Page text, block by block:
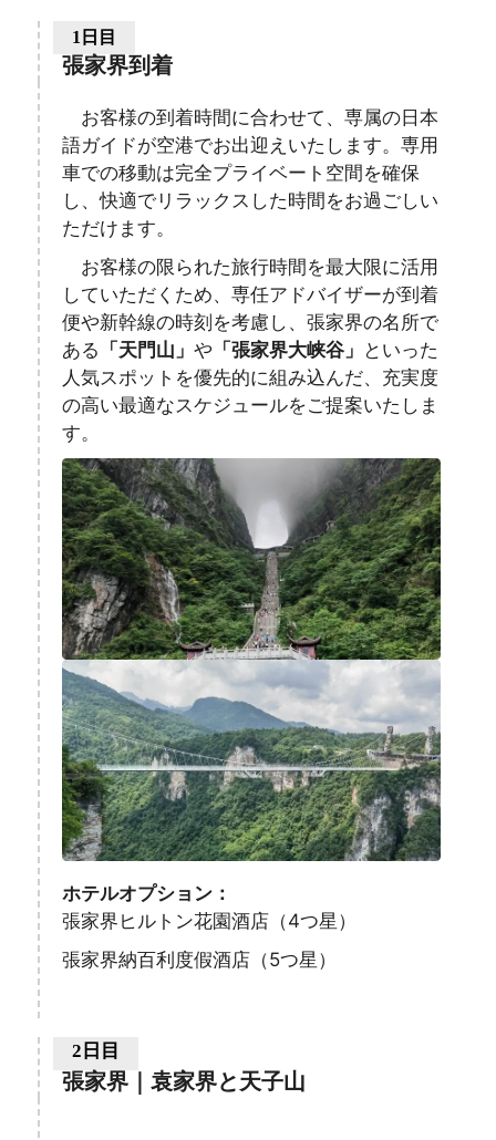
1日目
張家界到着
お客様の到着時間に合わせて、専属の日本
語ガイドが空港でお出迎えいたします。専用
車での移動は完全プライベート空間を確保
し、快適でリラックスした時間をお過ごしい
ただけます。
お客様の限られた旅行時間を最大限に活用
していただくため、専任アドバイザーが到着
便や新幹線の時刻を考慮し、張家界の名所で
ある 「天門山」 や 「張家界大峡谷」 といった
人気スポットを優先的に組み込んだ、充実度
の高い最適なスケジュールをご提案いたしま
す。
ホテルオプション：
張家界ヒルトン花園酒店（4つ星）
張家界納百利度假酒店（5つ星）
2日目
張家界｜袁家界と天子山